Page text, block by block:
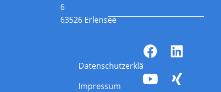
6
63526 Erlensee
Datenschutzerklärung
Impressum